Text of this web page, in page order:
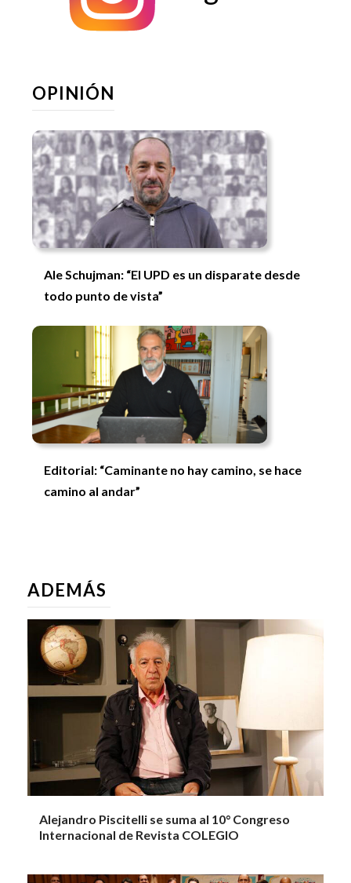
OPINIÓN
Ale Schujman: “El UPD es un disparate desde
todo punto de vista”
Editorial: “Caminante no hay camino, se hace
camino al andar”
ADEMÁS
Alejandro Piscitelli se suma al 10° Congreso
Internacional de Revista COLEGIO